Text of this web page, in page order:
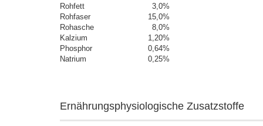
Rohfett
3,0%
Rohfaser
15,0%
Rohasche
8,0%
Kalzium
1,20%
Phosphor
0,64%
Natrium
0,25%
Ernährungsphysiologische Zusatzstoffe